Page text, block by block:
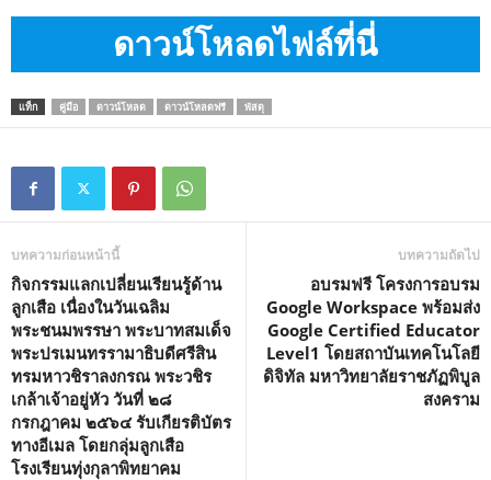
ดาวน์โหลดไฟล์ที่นี่
แท็ก คู่มือ ดาวน์โหลด ดาวน์โหลดฟรี พัสดุ
บทความก่อนหน้านี้
กิจกรรมแลกเปลี่ยนเรียนรู้ด้าน
ลูกเสือ เนื่องในวันเฉลิม
พระชนมพรรษา พระบาทสมเด็จ
พระปรเมนทรรามาธิบดีศรีสิน
ทรมหาวชิราลงกรณ พระวชิร
เกล้าเจ้าอยู่หัว วันที่ ๒๘
กรกฎาคม ๒๕๖๔ รับเกียรติบัตร
ทางอีเมล โดยกลุ่มลูกเสือ
โรงเรียนทุ่งกุลาพิทยาคม
บทความถัดไป
อบรมฟรี โครงการอบรม
Google Workspace พร้อมส่ง
Google Certified Educator
Level1 โดยสถาบันเทคโนโลยี
ดิจิทัล มหาวิทยาลัยราชภัฏพิบูล
สงคราม